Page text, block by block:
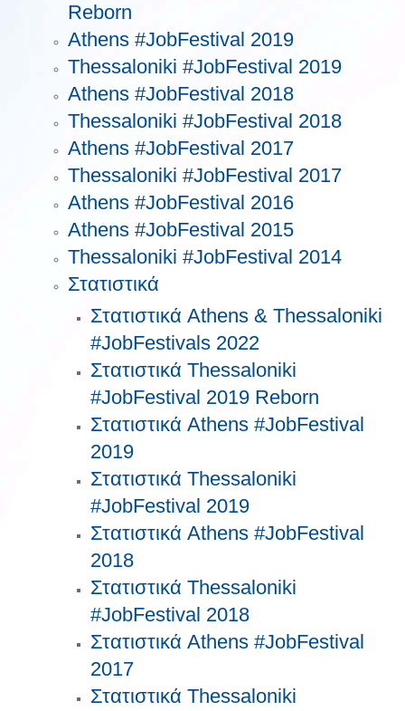
Reborn
Athens #JobFestival 2019
Thessaloniki #JobFestival 2019
Athens #JobFestival 2018
Thessaloniki #JobFestival 2018
Athens #JobFestival 2017
Τhessaloniki #JobFestival 2017
Athens #JobFestival 2016
Athens #JobFestival 2015
Thessaloniki #JobFestival 2014
Στατιστικά
Στατιστικά Athens & Thessaloniki
#JobFestivals 2022
Στατιστικά Thessaloniki
#JobFestival 2019 Reborn
Στατιστικά Athens #JobFestival
2019
Στατιστικά Thessaloniki
#JobFestival 2019
Στατιστικά Athens #JobFestival
2018
Στατιστικά Thessaloniki
#JobFestival 2018
Στατιστικά Athens #JobFestival
2017
Στατιστικά Thessaloniki